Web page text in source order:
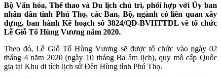
Bộ Văn hóa, Thể thao và Du lịch chủ trì, phối hợp với Ủy ban
nhân dân tỉnh Phú Thọ, các Ban, Bộ, ngành có liên quan xây
dựng, ban hành Kế hoạch số 3824/QĐ-BVHTTDL về tổ chức
Lễ Giỗ Tổ Hùng Vương năm 2020.
Theo đó, Lễ Giỗ Tổ Hùng Vương sẽ được tổ chức vào ngày 02
tháng 4 năm 2020 (ngày 10 tháng Ba âm lịch), quy mô cấp Quốc
gia tại Khu di tích lịch sử Đền Hùng tỉnh Phú Thọ.